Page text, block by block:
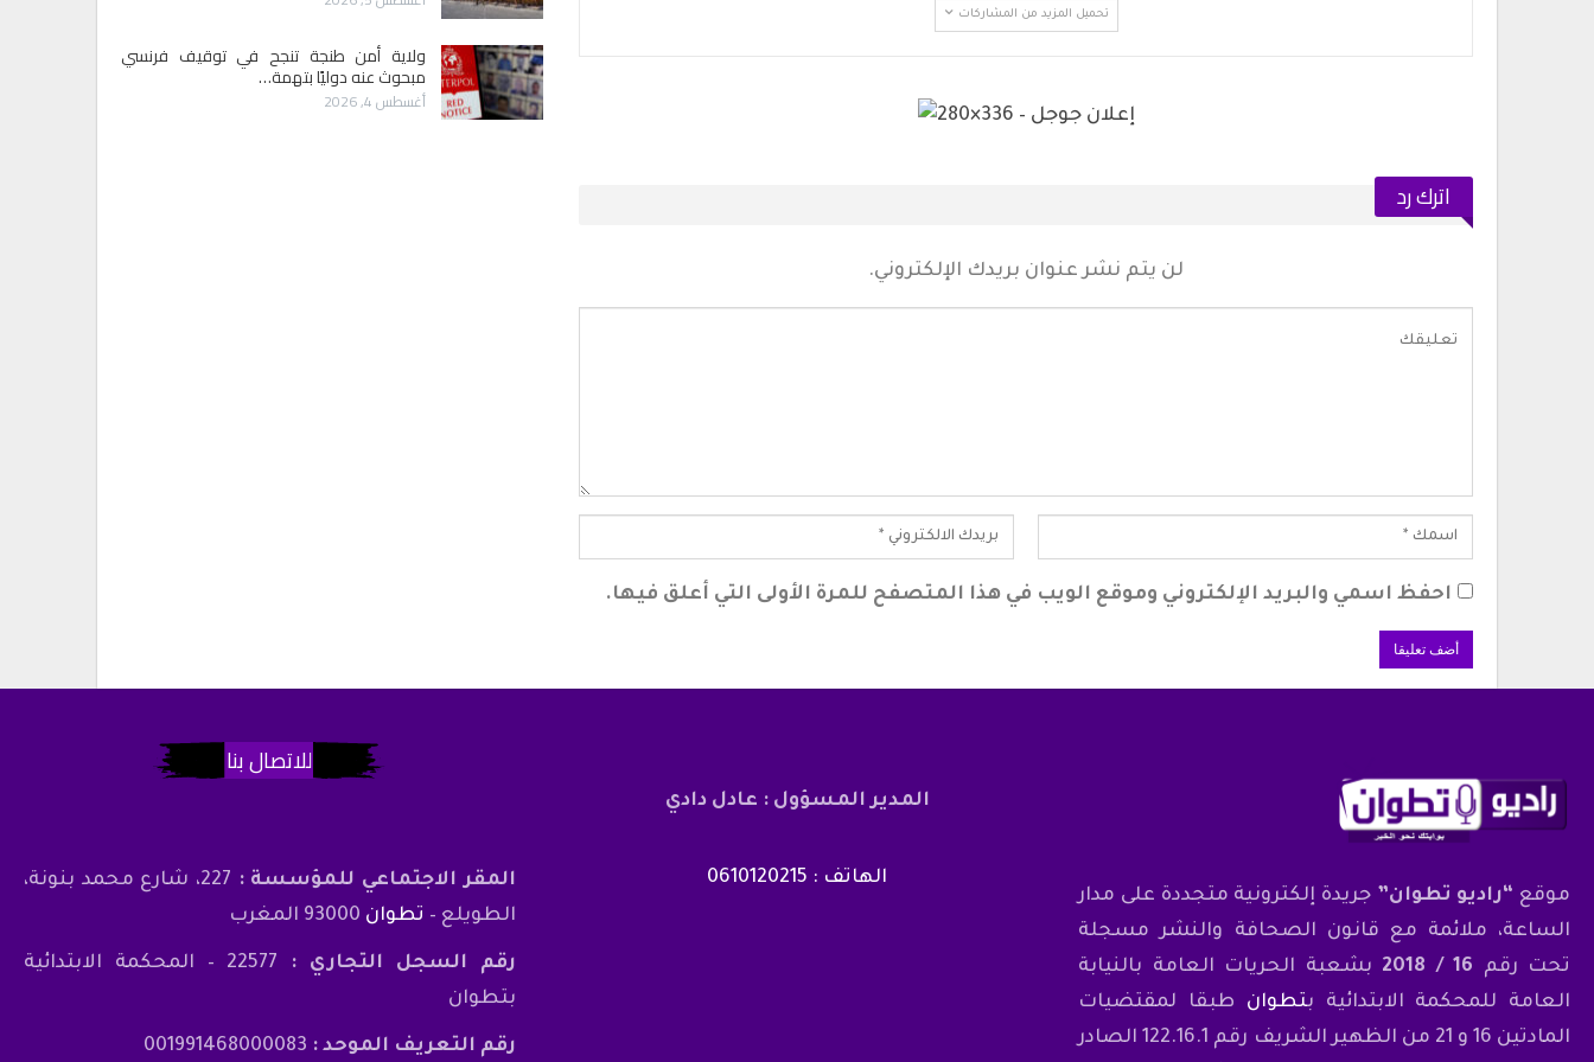
تحميل المزيد من المشاركات
اترك رد
لن يتم نشر عنوان بريدك الإلكتروني.
احفظ اسمي والبريد الإلكتروني وموقع الويب في هذا المتصفح للمرة الأولى التي أعلق فيها.
ولاية أمن طنجة تنجح في توقيف فرنسي
مبحوث عنه دوليًا بتهمة…
أغسطس 4, 2026
موقع “راديو تطوان” جريدة إلكترونية متجددة على مدار
الساعة، ملائمة مع قانون الصحافة والنشر مسجلة
تحت رقم 16 / 2018
بشعبة الحريات العامة بالنيابة
العامة للمحكمة الابتدائية بتطوان طبقا لمقتضيات
المادتين 16 و 21 من الظهير الشريف رقم 122.16.1 الصادر
المدير المسؤول : عادل دادي
الهاتف : 0610120215
للاتصال بنا
المقر الاجتماعي للمؤسسة :
227، شارع محمد بنونة،
الطويلع – تطوان
رقم السجل التجاري :
22577 – المحكمة الابتدائية
بتطوان
رقم التعريف الموحد : 001991468000083